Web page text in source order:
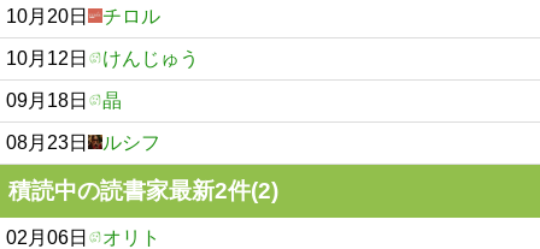
10月20日 チロル
10月12日 けんじゅう
09月18日 晶
08月23日 ルシフ
積読中の読書家最新2件(2)
02月06日 オリト